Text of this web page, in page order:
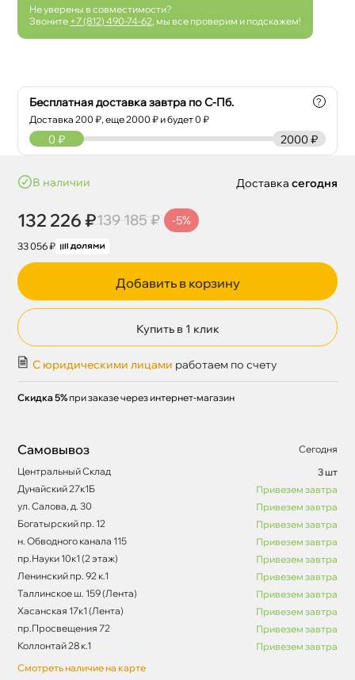
Не уверены в совместимости?
Звоните +7 (812) 490-74-62 , мы все проверим и подскажем!
Бесплатная доставка завтра по С-Пб.
Доставка200 ₽, еще2000 ₽ и будет 0 ₽
?
2000 ₽
0 ₽
наличии
132 226 ₽139 185 ₽ -5%
33 056 ₽
Доставка сегодня
Добавить в корзину
Купить в 1 клик
С юридическими лицами работаем по счету
Скидка 5% при заказе через интернет-магазин
Самовывоз
Сегодня
Центральный Склад
3 шт
Дунайский 27к1Б
Привезем завтра
ул. Салова, д. 30
Привезем завтра
Богатырский пр. 12
Привезем завтра
н. Обводного канала 115
Привезем завтра
пр.Науки 10к1 (2 этаж)
Привезем завтра
Ленинский пр. 92 к.1
Привезем завтра
Таллинское ш. 159 (Лента)
Привезем завтра
Хасанская 17к1 (Лента)
Привезем завтра
пр.Просвещения 72
Привезем завтра
Коллонтай 28 к.1
Привезем завтра
Смотреть наличие на карте